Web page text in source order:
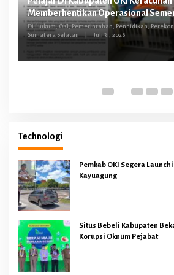
Memberhentikan Operasional
Sugihan Bandar Jaya
Di Hukum, OKI, Pemerintahan, Pendidikan,
Sumatera Selatan
Juli 31, 2026
Technologi
Pemkab OKI Segera
Kayuagung
Situs Bebeli Kabupaten
Korupsi Oknum Pejabat